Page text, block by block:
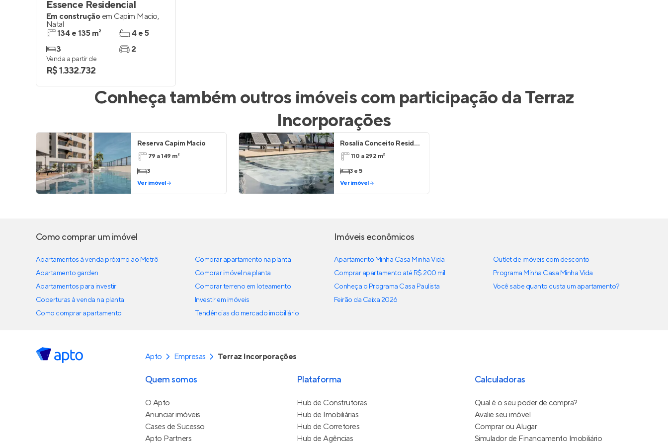
Essence Residencial
Em construção em Capim Macio,
Natal
134 e 135 m²
3
4 e 5
2
Venda a partir de
R$ 1.332.732
Conheça também outros imóveis com participação daTerraz
Incorporações
Reserva Capim Macio
79 a 149 m²
3
Ver imóvel
Rosalía Conceito Residencial
110 a 292 m²
3 e 5
Ver imóvel
Como comprar um imóvel
Apartamentos à venda próximo ao Metrô
Apartamento garden
Apartamentos para investir
Coberturas à venda na planta
Como comprar apartamento
Comprar apartamento na planta
Comprar imóvel na planta
Comprar terreno em loteamento
Investir em imóveis
Tendências do mercado imobiliário
Imóveis econômicos
Apartamento Minha Casa Minha Vida
Comprar apartamento até R$ 200 mil
Conheça o Programa Casa Paulista
Feirão da Caixa 2026
Outlet de imóveis com desconto
Programa Minha Casa Minha Vida
Você sabe quanto custa um apartamento?
Apto Empresas Terraz Incorporações
Quem somos
O Apto
Anunciar imóveis
Cases de Sucesso
Apto Partners
Plataforma
Hub de Construtoras
Hub de Imobiliárias
Hub de Corretores
Hub de Agências
Calculadoras
Qual é o seu poder de compra?
Avalie seu imóvel
Comprar ou Alugar
Simulador de Financiamento Imobiliário